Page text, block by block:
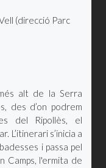
(direcció Parc
alt de la Serra
des d’on podrem
del Ripollès, el
L’itinerari s’inicia a
i passa pel
Camps, l'ermita de